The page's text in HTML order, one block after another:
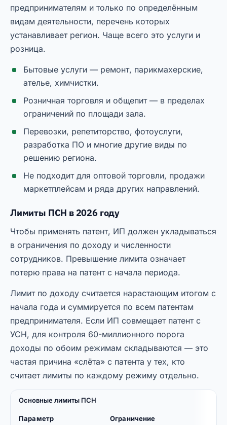
предпринимателям и только по определённым
видам деятельности, перечень которых
устанавливает регион. Чаще всего это услуги и
розница.
Бытовые услуги — ремонт, парикмахерские,
ателье, химчистки.
Розничная торговля и общепит — в пределах
ограничений по площади зала.
Перевозки, репетиторство, фотоуслуги,
разработка ПО и многие другие виды по
решению региона.
Не подходит для оптовой торговли, продажи
маркетплейсам и ряда других направлений.
Лимиты ПСН в 2026 году
Чтобы применять патент, ИП должен укладываться
в ограничения по доходу и численности
сотрудников. Превышение лимита означает
потерю права на патент с начала периода.
Лимит по доходу считается нарастающим итогом с
начала года и суммируется по всем патентам
предпринимателя. Если ИП совмещает патент с
УСН, для контроля 60-миллионного порога
доходы по обоим режимам складываются — это
частая причина «слёта» с патента у тех, кто
считает лимиты по каждому режиму отдельно.
Основные лимиты ПСН
Параметр Ограничение